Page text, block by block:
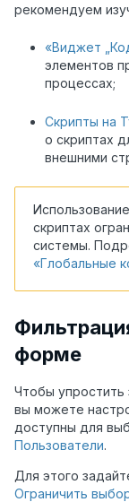
рекомендуем
«Виджет
элементов
процессах;
Скрипты на
о скриптах
внешними
скриптах
системы.
«Глобальные
форме
Чтобы упростить
вы можете
доступны для
Пользователи.
Для этого
Ограничить